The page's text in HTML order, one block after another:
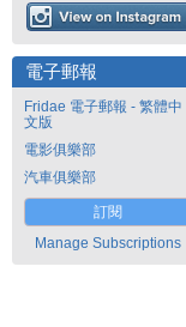
電子郵報
Fridae 電子郵報 - 繁體中
文版
電影俱樂部
汽車俱樂部
訂閱
Manage Subscriptions